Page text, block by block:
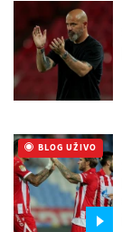
UŽIVO
BLOG UŽIVO